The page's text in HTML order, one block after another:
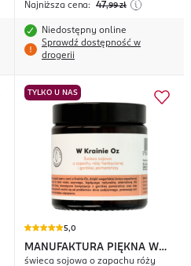
Najniższa cena: 47,99 zł
Niedostępny online
Sprawdź dostępność w
drogerii
TYLKO U NAS
5,0
MANUFAKTURA PIĘKNA W
świeca sojowa o zapachu róży